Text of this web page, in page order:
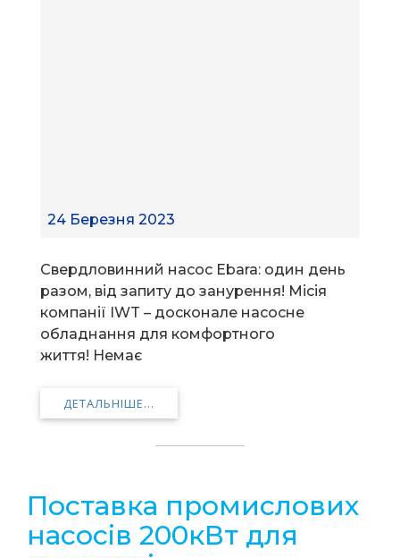
24 Березня 2023
Свердловинний насос Ebara: один день
разом, від запиту до занурення! Місія
компанії IWT – досконале насосне
обладнання для комфортного
життя! Немає
ДЕТАЛЬНІШЕ...
Поставка промислових
насосів 200кВт для